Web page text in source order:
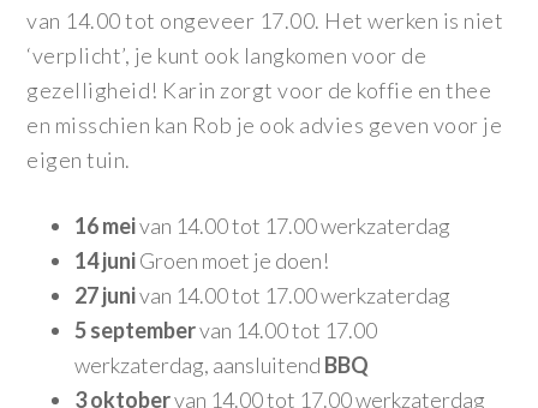
van 14.00 tot ongeveer 17.00. Het werken is niet
‘verplicht’, je kunt ook langkomen voor de
gezelligheid! Karin zorgt voor de koffie en thee
en misschien kan Rob je ook advies geven voor je
eigen tuin.
16 meivan 14.00 tot 17.00 werkzaterdag
14 juniGroen moet je doen!
27 junivan 14.00 tot 17.00 werkzaterdag
5 septembervan 14.00 tot 17.00
werkzaterdag, aansluitend BBQ
3 oktobervan 14.00 tot 17.00 werkzaterdag